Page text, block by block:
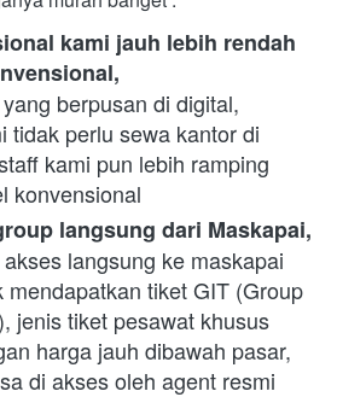
kami jauh lebih rendah
berpusan di digital,
tidak perlu sewa kantor di
kami pun lebih ramping
konvensional
langsung dari Maskapai,
langsung ke maskapai
mendapatkan tiket GIT (Group
jenis tiket pesawat khusus
harga jauh dibawah pasar,
di akses oleh agent resmi